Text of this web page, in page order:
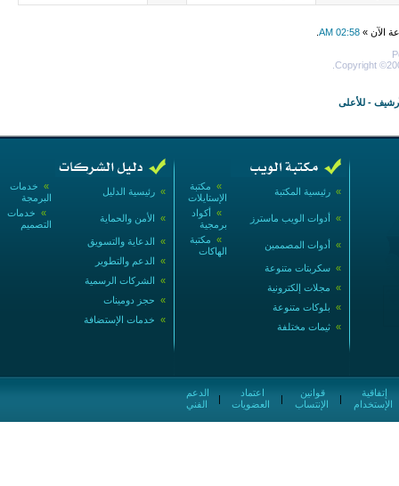
الآن » 02:58 AM
Copyright
- للأعلى
» خدمات
البرمجة
» رئيسية الدليل
» خدمات
التصميم
» الأمن والحماية
» الدعاية والتسويق
» الدعم والتطوير
» الشركات الرسمية
» حجز دومينات
» خدمات الإستضافة
» مكتبة
الإستايلات
» رئيسية المكتبة
» أكواد
برمجية
» أدوات الويب ماسترز
» مكتبة
الهاكات
» أدوات المصممين
» سكربتات متنوعة
» مجلات إلكترونية
» بلوكات متنوعة
» ثيمات مختلفة
الفني
|
العضويات
|
الإنتساب
|
الإستخدام